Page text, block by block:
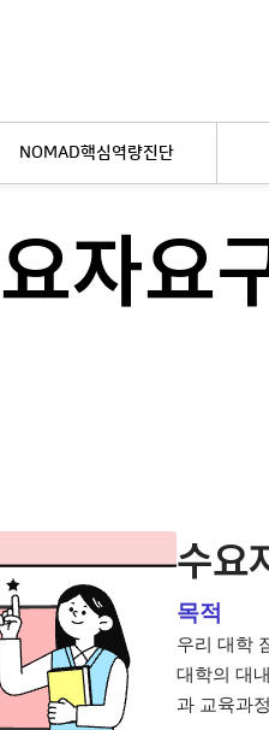
NOMAD핵심역량진단
자요
수요
목적
우리 대학
대학의 대
과 교육과